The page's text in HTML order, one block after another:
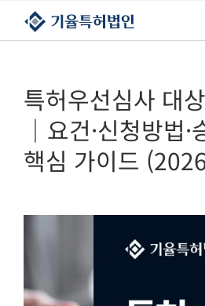
콘텐츠로
건너뛰기
특허우선심사 대
｜요건·신청방법
핵심 가이드